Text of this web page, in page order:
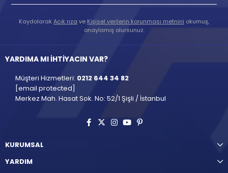
KaydolarakAçık rıza ve Kişisel verilerin korunması metnini okumuş,
onaylamış olursunuz.
YARDIMA MI İHTİYACIN VAR?
Müşteri Hizmetleri: 0212 644 34 82
[email protected]
Merkez Mah. Hasat Sok. No: 52/1 Şişli / İstanbul
KURUMSAL
YARDIM